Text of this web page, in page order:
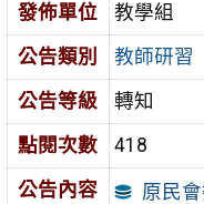
發佈單位
教學組
公告類別
教師研習
公告等級
轉知
點閱次數
418
公告內容
原民